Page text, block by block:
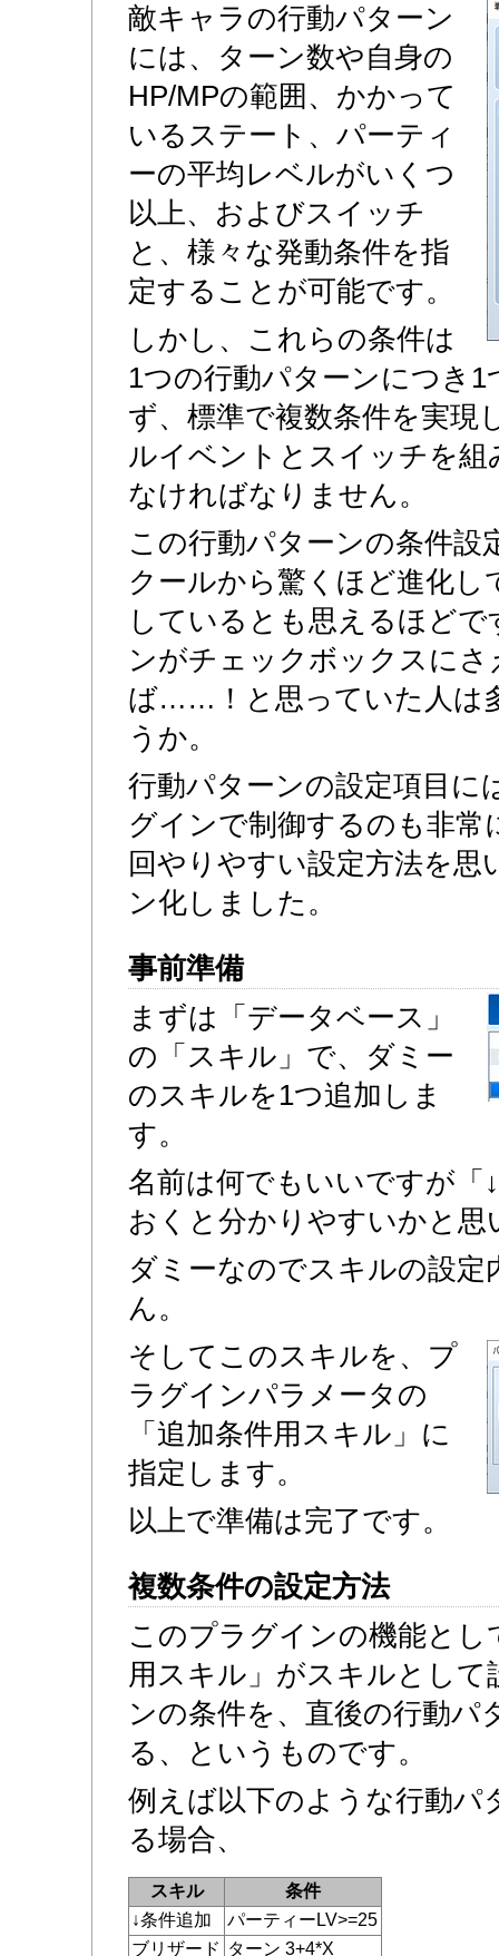
敵キャラの行動パターン
には、ターン数や自身の
HP/MPの範囲、かかって
いるステート、パーティ
ーの平均レベルがいくつ
以上、およびスイッチ
と、様々な発動条件を指
定することが可能です。
しかし、これらの条件は
1つの行動パターンにつき
ず、標準で複数条件を実現
ルイベントとスイッチを
なければなりません。
この行動パターンの条件設
クールから驚くほど進化し
しているとも思えるほど
ンがチェックボックスに
ば……！と思っていた人は
うか。
行動パターンの設定項目に
グインで制御するのも非常
回やりやすい設定方法を
ン化しました。
事前準備
まずは「データベース」
の「スキル」で、ダミー
のスキルを1つ追加しま
す。
名前は何でもいいですが「
おくと分かりやすいかと思
ダミーなのでスキルの設定
ん。
そしてこのスキルを、プ
ラグインパラメータの
「追加条件用スキル」に
指定します。
以上で準備は完了です。
複数条件の設定方法
このプラグインの機能とし
用スキル」がスキルとして
ンの条件を、直後の行動パ
る、というものです。
例えば以下のような行動パ
る場合、
スキル
条件
↓条件追加
パーティーLV>=25
ブリザード ターン 3+4*X